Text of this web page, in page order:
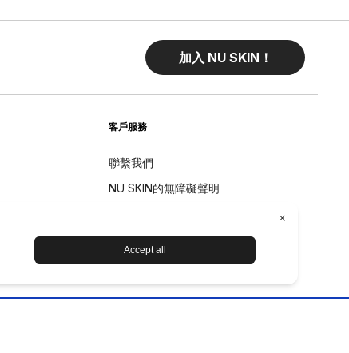
加入 NU SKIN！
客戶服務
聯繫我們
NU SKIN的無障礙聲明
退款政策
设备保养和维护